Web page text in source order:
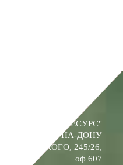
ООО "ПРОМРЕСУРС"
РОСТОВ-НА-ДОНУ
УЛ. М. ГОРЬКОГО, 245/26,
оф 607